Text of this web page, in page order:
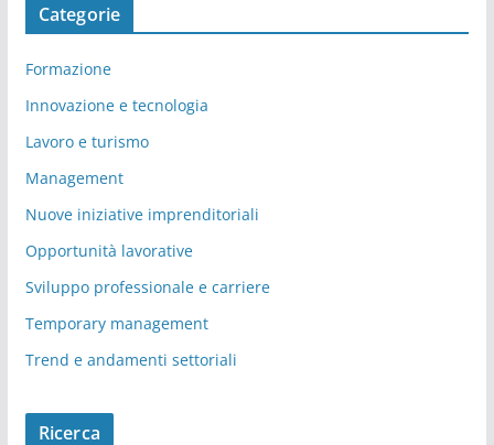
Categorie
Formazione
Innovazione e tecnologia
Lavoro e turismo
Management
Nuove iniziative imprenditoriali
Opportunità lavorative
Sviluppo professionale e carriere
Temporary management
Trend e andamenti settoriali
Ricerca